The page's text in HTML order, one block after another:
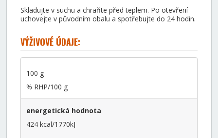
Skladujte v suchu a chraňte před teplem. Po otevření
uchovejte v původním obalu a spotřebujte do 24 hodin.
VÝŽIVOVÉ ÚDAJE:
100 g
% RHP/100 g
energetická hodnota
424 kcal/1770kJ